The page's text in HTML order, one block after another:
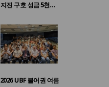
지진 구호 성금 5천…
2026 UBF 불어권 여름